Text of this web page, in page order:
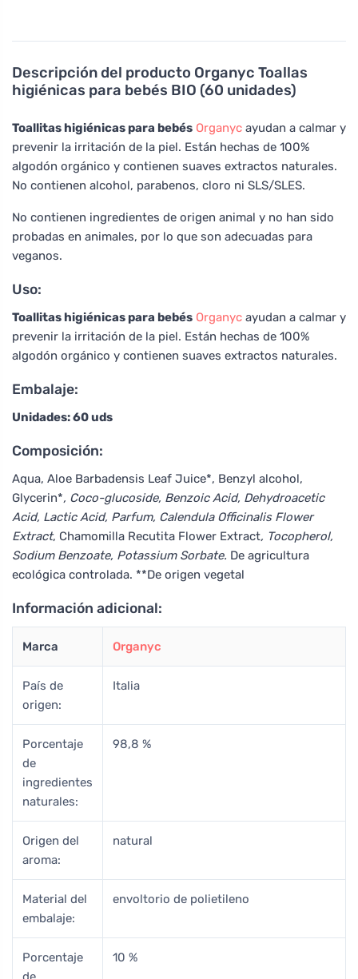
Descripción del producto Organyc Toallas
higiénicas para bebés BIO (60 unidades)
Toallitas higiénicas para bebés Organyc ayudan a calmar y
prevenir la irritación de la piel. Están hechas de 100%
algodón orgánico y contienen suaves extractos naturales.
No contienen alcohol, parabenos, cloro ni SLS/SLES.
No contienen ingredientes de origen animal y no han sido
probadas en animales, por lo que son adecuadas para
veganos.
Uso:
Toallitas higiénicas para bebés Organyc ayudan a calmar y
prevenir la irritación de la piel. Están hechas de 100%
algodón orgánico y contienen suaves extractos naturales.
Embalaje:
Unidades: 60 uds
Composición:
Aqua, Aloe Barbadensis Leaf Juice*, Benzyl alcohol,
Glycerin*, Coco-glucoside, Benzoic Acid, Dehydroacetic
Acid, Lactic Acid, Parfum, Calendula Officinalis Flower
Extract, Chamomilla Recutita Flower Extract, Tocopherol,
Sodium Benzoate, Potassium Sorbate. De agricultura
ecológica controlada. **De origen vegetal
Información adicional:
Marca Organyc
País de
origen:
Italia
Porcentaje
de
ingredientes
naturales:
98,8 %
Origen del
aroma:
natural
Material del
embalaje:
envoltorio de polietileno
Porcentaje
10 %